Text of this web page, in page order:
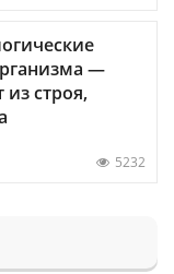
—
из строя,
5232